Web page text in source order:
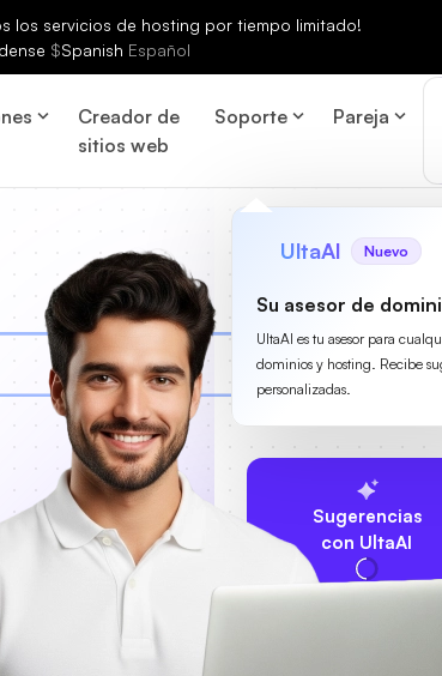
los servicios de hosting por tiempo limitado!
$Spanish Español
Creador de
sitios web
Soporte Pareja
UltaAI Nuevo
Su asesor de
UltaAI es tu asesor para
dominios y hosting. Recibe
personalizadas.
Sugerencias
con UltaAI